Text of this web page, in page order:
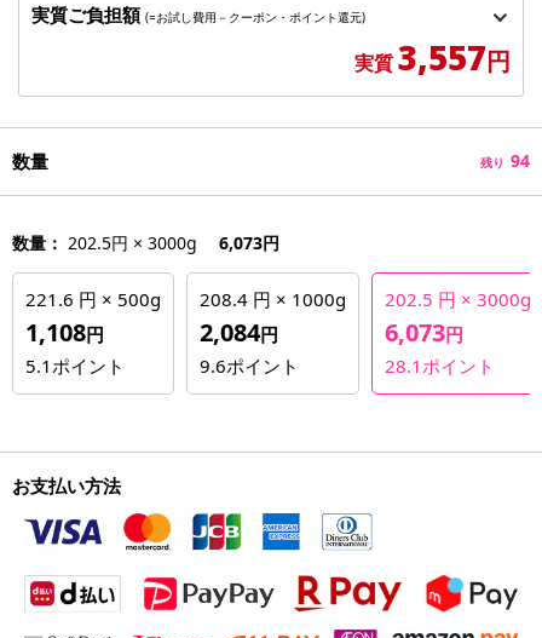
実質ご負担額 (=お試し費用－クーポン・ポイント還元)
実質3,557円
数量 残り 94
数量： 202.5円 × 3000g 6,073円
221.6 円 × 500g
1,108円
5.1 ポイント
208.4 円 × 1000g
2,084円
9.6ポイント
202.5 円 × 3000g
6,073円
28.1 ポイント
お支払い方法